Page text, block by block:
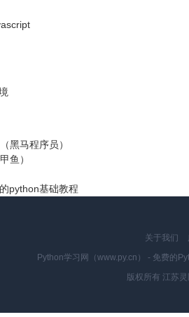
黑马程序员）
鱼）
python基础教程
关于我们
Python学习网（www.py.cn） - 免费的
版权所有 江苏